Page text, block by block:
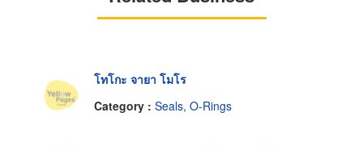
โทโกะ จายา โมโร
Category : Seals, O-Rings